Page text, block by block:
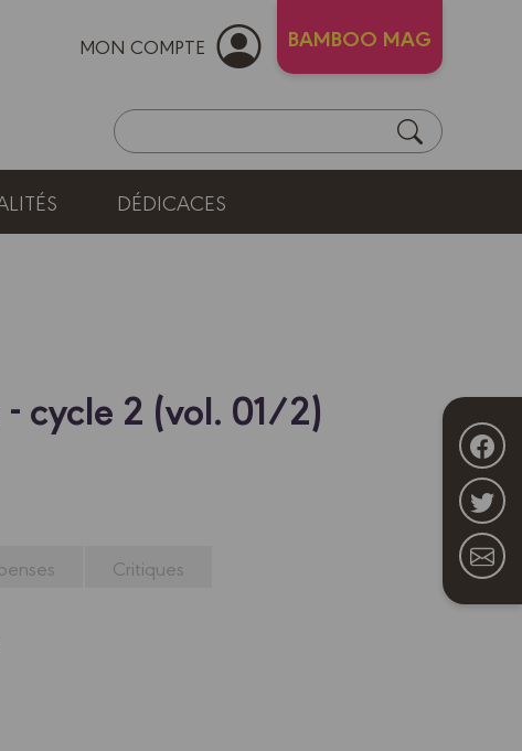
MON COMPTE BAMBOO MAG
DÉDICACES
- cycle 2 (vol. 01/2)
Critiques